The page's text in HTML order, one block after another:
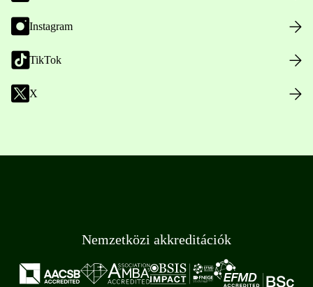
Instagram
TikTok
X
Nemzetközi akkreditációk